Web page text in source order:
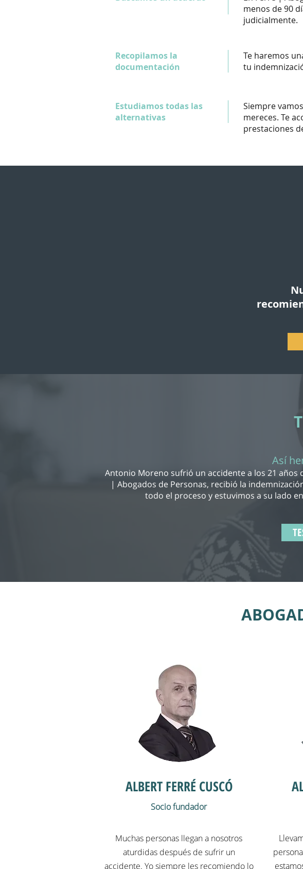
menos de 90
judicialmente.
Recopilamos la
documentación
Te haremos
tu
Estudiamos todas las
alternativas
Siempre
mereces. Te
prestaciones
Así
Antonio Moreno sufrió un accidente a los 21 años
| Abogados de Personas, recibió la
todo el proceso y estuvimos a su lado
ALBERT FERRÉ CUSCÓ
Socio fundador
Muchas personas llegan a nosotros
aturdidas después de sufrir un
accidente. Yo siempre les recomiendo lo